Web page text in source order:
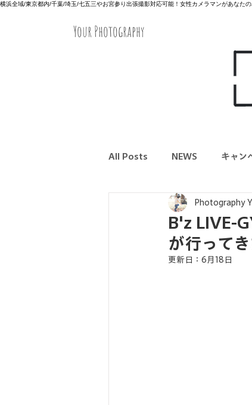
横浜全域/東京都内/千葉/埼玉/七五三やお宮参り出張撮影対応可能！女性カメラマンがあなた
Your Photography
All Posts NEWS キャン
B'z LIVE-
が行って
Photography
更新日： 6月18日